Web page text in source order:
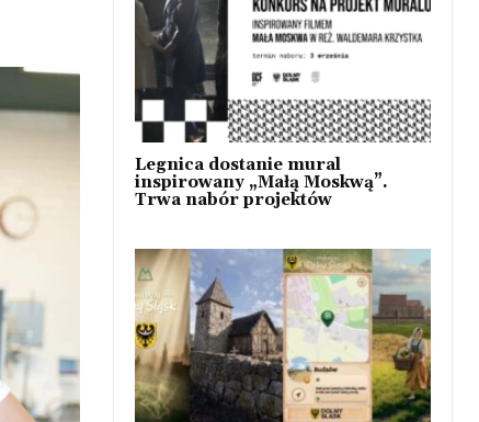
Legnica dostanie mural
inspirowany „Małą Moskwą”.
Trwa nabór projektów